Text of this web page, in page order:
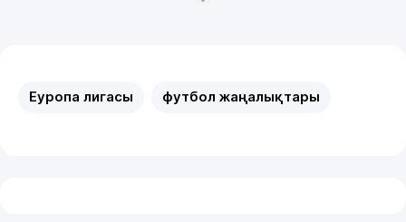
Еуропа лигасы футбол жаңалықтары